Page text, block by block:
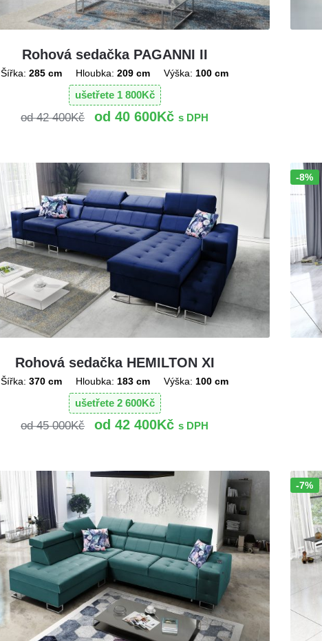
Rohová sedačka PAGANNI II
Šířka: 285 cm Hloubka: 209 cm Výška: 100 cm
ušetřete 1 800Kč
42 400Kč 40 600Kč s DPH
Rohová sedačka HEMILTON XI
Šířka: 370 cm Hloubka: 183 cm Výška: 100 cm
ušetřete 2 600Kč
45 000Kč 42 400Kč s DPH
-8%
-7%